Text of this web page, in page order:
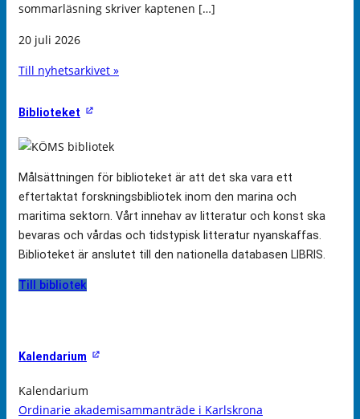
sommarläsning skriver kaptenen […]
20 juli 2026
Till nyhetsarkivet »
Biblioteket
Målsättningen för biblioteket är att det ska vara ett
eftertaktat forskningsbibliotek inom den marina och
maritima sektorn. Vårt innehav av litteratur och konst ska
bevaras och vårdas och tidstypisk litteratur nyanskaffas.
Biblioteket är anslutet till den nationella databasen LIBRIS.
Till bibliotek
Kalendarium
Kalendarium
Ordinarie akademisammanträde i Karlskrona